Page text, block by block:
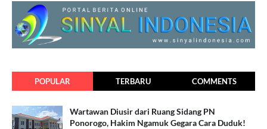
POPULAR TERBARU COMMENTS
Wartawan Diusir dari Ruang Sidang PN
Ponorogo, Hakim Ngamuk Gegara Cara Duduk!